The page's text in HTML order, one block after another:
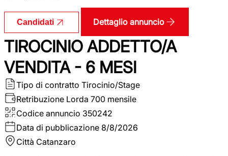
Candidati Dettaglio annuncio
TIROCINIO ADDETTO/A
VENDITA - 6 MESI
Tipo di contratto Tirocinio/Stage
Retribuzione Lorda 700 mensile
Codice annuncio 350242
Data di pubblicazione 8/8/2026
Città Catanzaro